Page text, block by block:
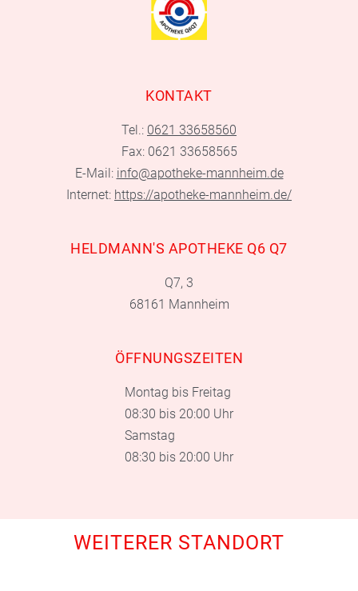
KONTAKT
Tel.: 0621 33658560
Fax: 0621 33658565
E-Mail: info@apotheke-mannheim.de
Internet: https://apotheke-mannheim.de/
HELDMANN'S APOTHEKE Q6 Q7
Q7, 3
68161 Mannheim
ÖFFNUNGSZEITEN
Montag bis Freitag
08:30 bis 20:00 Uhr
Samstag
08:30 bis 20:00 Uhr
WEITERER STANDORT